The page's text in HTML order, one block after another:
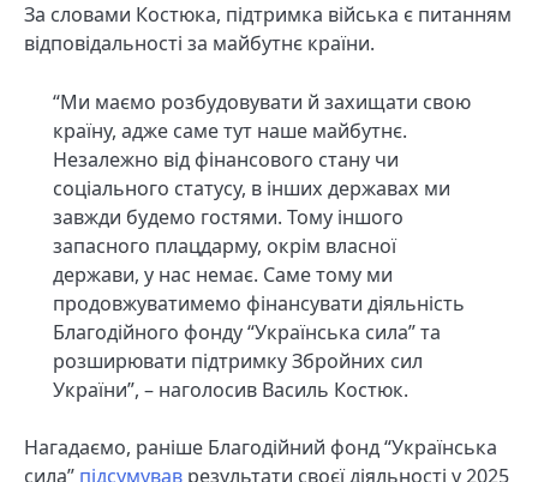
За словами Костюка, підтримка війська є питанням
відповідальності за майбутнє країни.
“Ми маємо розбудовувати й захищати свою
країну, адже саме тут наше майбутнє.
Незалежно від фінансового стану чи
соціального статусу, в інших державах ми
завжди будемо гостями. Тому іншого
запасного плацдарму, окрім власної
держави, у нас немає. Саме тому ми
продовжуватимемо фінансувати діяльність
Благодійного фонду “Українська сила” та
розширювати підтримку Збройних сил
України”, – наголосив Василь Костюк.
Нагадаємо, раніше Благодійний фонд “Українська
сила” підсумував результати своєї діяльності у 2025